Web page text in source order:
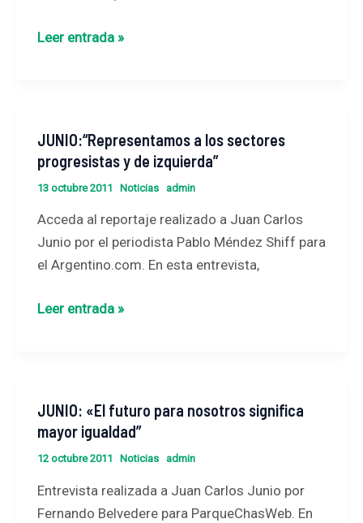
distributiva»
Leer entrada »
JUNIO:“Representamos a los sectores
progresistas y de izquierda”
13 octubre 2011 Noticias admin
Acceda al reportaje realizado a Juan Carlos
Junio por el periodista Pablo Méndez Shiff para
el Argentino.com. En esta entrevista,
JUNIO:“Representamos
a
los
progresistas
Leer entrada »
JUNIO: «El futuro para nosotros significa
mayor igualdad”
12 octubre 2011 Noticias admin
Entrevista realizada a Juan Carlos Junio por
Fernando Belvedere para ParqueChasWeb. En
JUNIO:
«El
futuro